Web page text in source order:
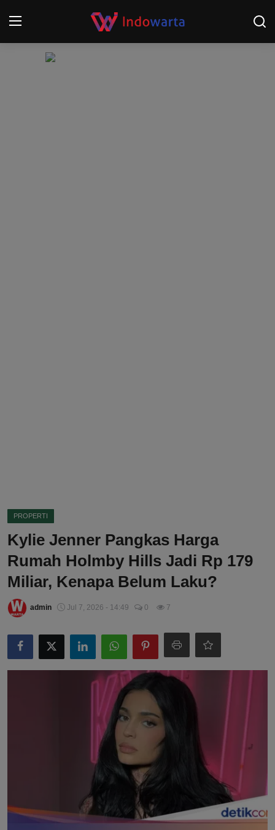
PROPERTI
Kylie Jenner Pangkas Harga
Rumah Holmby Hills Jadi Rp 179
Miliar, Kenapa Belum Laku?
admin Jul 7, 2026 - 14:49 0 7